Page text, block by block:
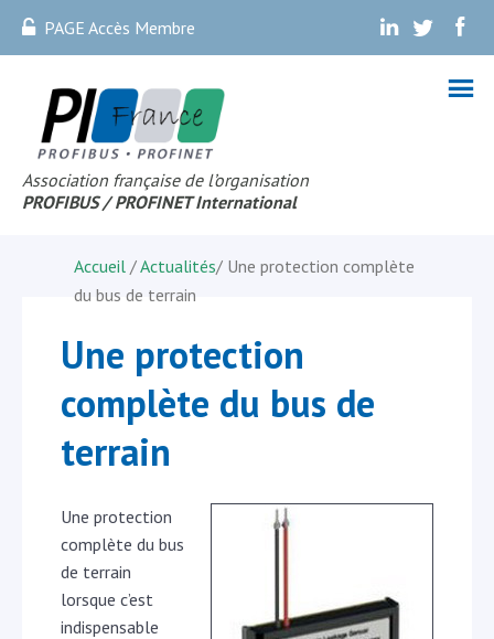
PAGE Accès Membre . . .
Association française de l’organisation
PROFIBUS / PROFINET International
Accueil /Actualités/ Une protection complète
du bus de terrain
Une protection
complète du bus de
terrain
Une protection
complète du bus
de terrain
lorsque c’est
indispensable